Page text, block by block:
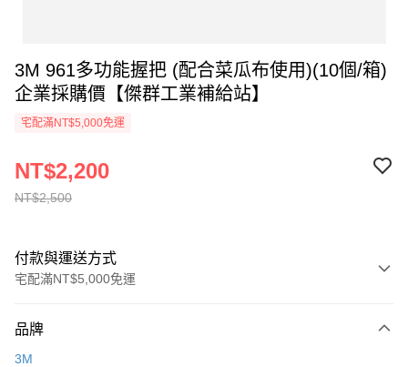
3M 961多功能握把 (配合菜瓜布使用)(10個/箱)
企業採購價【傑群工業補給站】
宅配滿NT$5,000免運
NT$2,500
NT$2,200
付款與運送方式
宅配滿NT$5,000免運
信用卡一次付款
品牌
3M